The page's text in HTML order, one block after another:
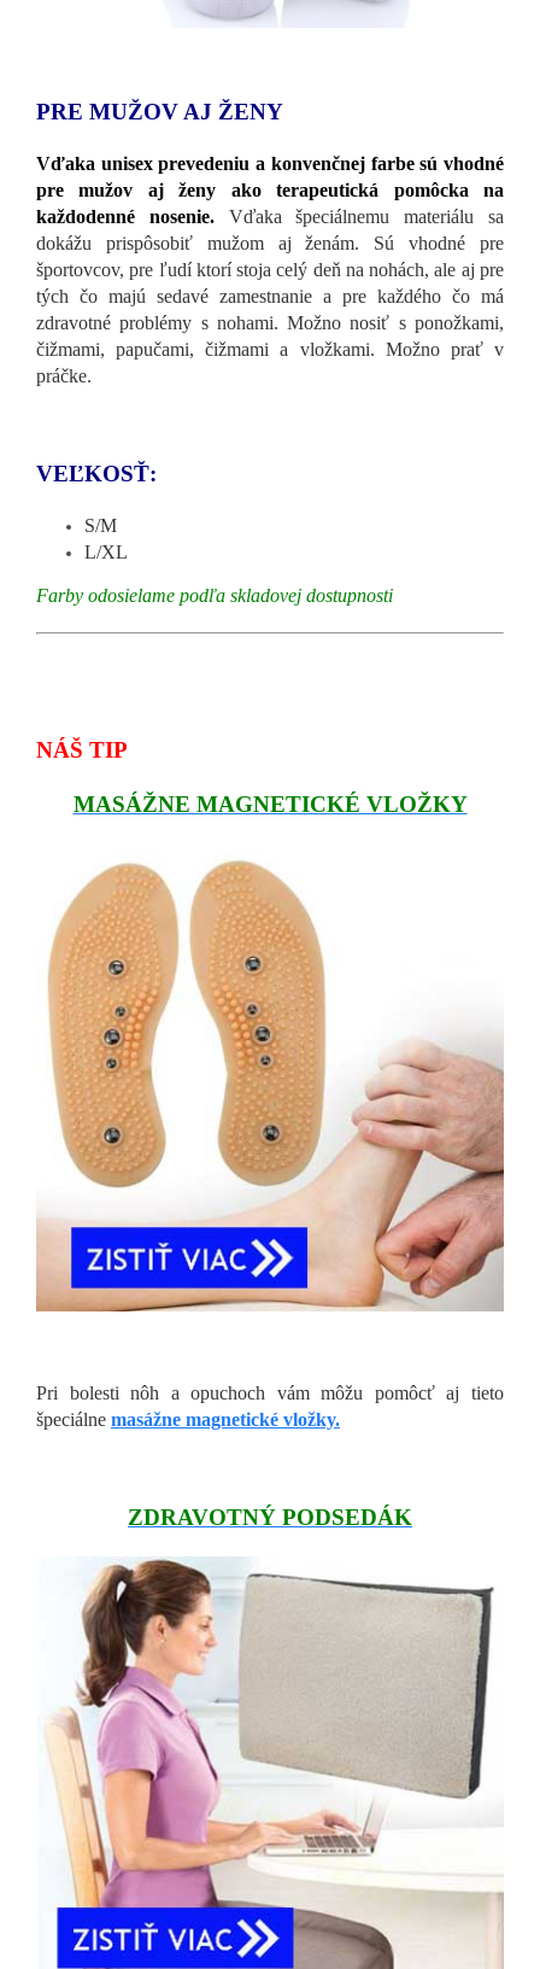
PRE MUŽOV AJ ŽENY
Vďaka unisex prevedeniu a konvenčnej farbe sú vhodné
pre mužov aj ženy ako terapeutická pomôcka na
každodenné nosenie.Vďaka špeciálnemu materiálu sa
dokážu prispôsobiť mužom aj ženám. Sú vhodné pre
športovcov, pre ľudí ktorí stoja celý deň na nohách, ale aj pre
tých čo majú sedavé zamestnanie a pre každého čo má
zdravotné problémy s nohami. Možno nosiť s ponožkami,
čižmami, papučami, čižmami a vložkami. Možno prať v
práčke.
VEĽKOSŤ:
S/M
L/XL
Farby odosielame podľa skladovej dostupnosti
NÁŠ TIP
MASÁŽNE MAGNETICKÉ VLOŽKY
Pri bolesti nôh a opuchoch vám môžu pomôcť aj tieto
špeciálne masážne magnetické vložky.
ZDRAVOTNÝ PODSEDÁK